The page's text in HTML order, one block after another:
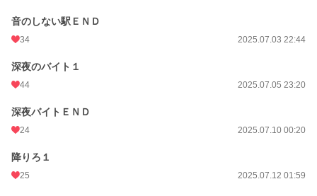
音のしない駅ＥＮＤ
34 2025.07.03 22:44
深夜のバイト１
44 2025.07.05 23:20
深夜バイトＥＮＤ
24 2025.07.10 00:20
降りろ１
25 2025.07.12 01:59